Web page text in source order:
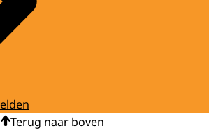
Terug naar boven